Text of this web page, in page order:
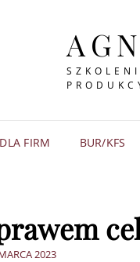
DLA FIRM BUR/KFS
2023